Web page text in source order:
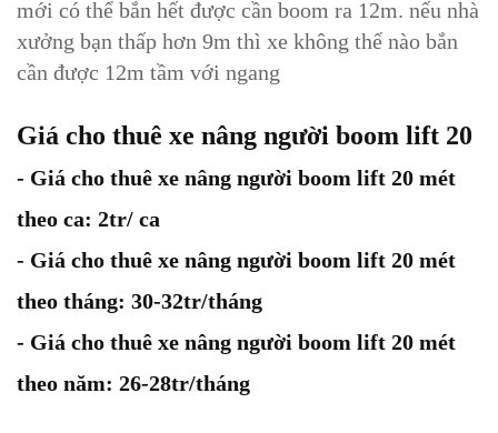
mới có thể bắn hết được cần boom ra 12m. nếu nhà
xưởng bạn thấp hơn 9m thì xe không thể nào bắn
cần được 12m tầm với ngang
Giá cho thuê xe nâng người boom lift 20
- Giá cho thuê xe nâng người boom lift 20 mét
theo ca: 2tr/ ca
- Giá cho thuê xe nâng người boom lift 20 mét
theo tháng: 30-32tr/tháng
- Giá cho thuê xe nâng người boom lift 20 mét
theo năm: 26-28tr/tháng